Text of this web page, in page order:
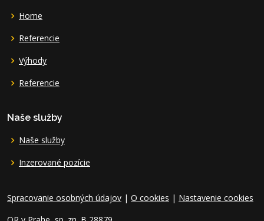
Home
Referencie
Výhody
Referencie
Naše služby
Naše služby
Inzerované pozície
Spracovanie osobných údajov | O cookies | Nastavenie cookies